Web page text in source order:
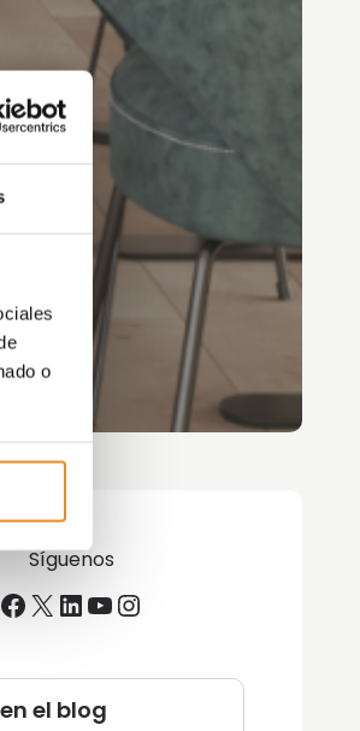
o
Síguenos
Facebook
X LinkedIn
YouTube
Instagram
el blog